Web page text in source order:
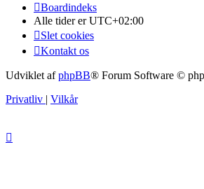
Boardindeks
Alle tider erUTC+02:00
Slet cookies
Kontakt os
Udviklet afphpBB® Forum Software ©
Privatliv | Vilkår